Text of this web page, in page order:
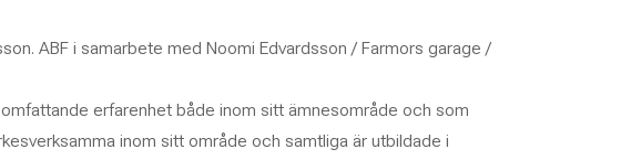
ABF i samarbete med Noomi Edvardsson / Farmors garage /
omfattande erfarenhet både inom sitt ämnesområde och som
inom sitt område och samtliga är utbildade i